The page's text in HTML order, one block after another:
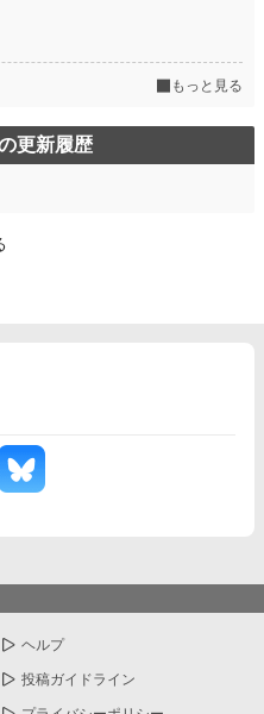
もっと見る
更新履歴
ヘルプ
投稿ガイドライン